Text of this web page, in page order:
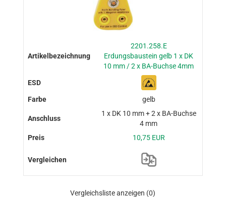
2201.258.E
Erdungsbaustein gelb 1 x DK
10 mm / 2 x BA-Buchse 4mm
gelb
1 x DK 10 mm + 2 x BA-Buchse
4 mm
10,75 EUR
Vergleichsliste anzeigen (0)